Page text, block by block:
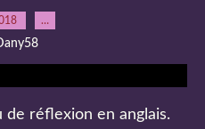
…
de réflexion en anglais.